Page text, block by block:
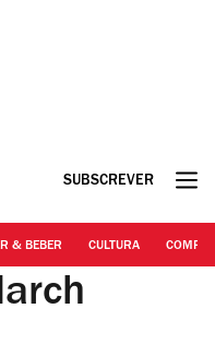
SUBSCREVER
& BEBER CULTURA